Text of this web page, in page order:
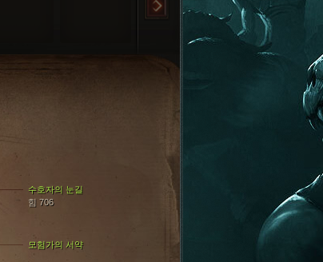
수호자의 눈길
힘 706
모험가의 서약